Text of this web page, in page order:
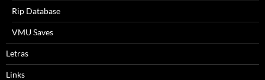
Rip Database
VMU Saves
Letras
Links